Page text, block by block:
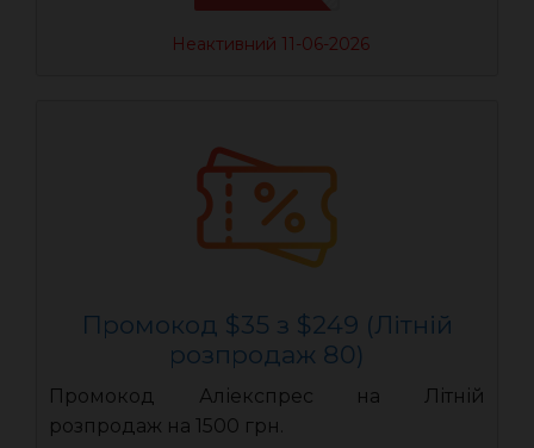
Неактивний 11-06-2026
Промокод $35 з $249 (Літній
розпродаж 80)
Промокод Аліекспрес на Літній
розпродаж на 1500 грн.